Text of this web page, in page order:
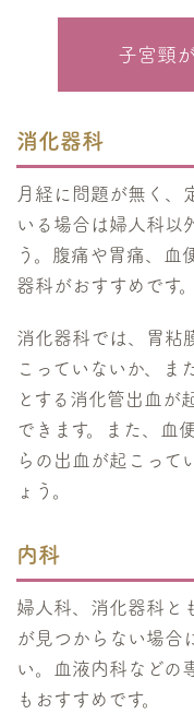
子宮頸
消化器科
月経に問題が無く、
いる場合は婦人科以
う。腹痛や胃痛、血
器科がおすすめです。
消化器科では、胃粘
こっていないか、ま
とする消化管出血が
できます。また、血
らの出血が起こって
ょう。
内科
婦人科、消化器科と
が見つからない場合
い。血液内科などの
もおすすめです。